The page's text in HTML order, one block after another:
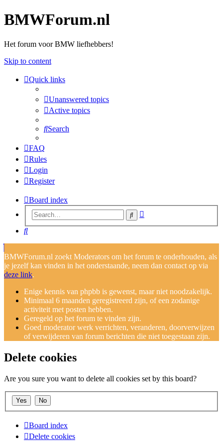
BMWForum.nl
Het forum voor BMW liefhebbers!
Skip to content
Quick links
Unanswered topics
Active topics
Search
FAQ
Rules
Login
Register
Board index
Search
Search
BMWForum.nl zoekt Moderators om het forum te onderhouden, als
je jezelf kan vinden in het onderstaande, neem dan contact op via
deze link.
Enige kennis van phpbb is gewenst, maar niet noodzakelijk.
Minimaal 6 maanden geregistreerd zijn, of een zodanige
activiteit met posten hebben.
Geregeld op het forum te vinden zijn.
Goed moderator werk verrichten, veranderen, doorverwijzen
of verwijderen van forum berichten die niet toegestaan zijn.
Delete cookies
Are you sure you want to delete all cookies set by this board?
Board index
Delete cookies